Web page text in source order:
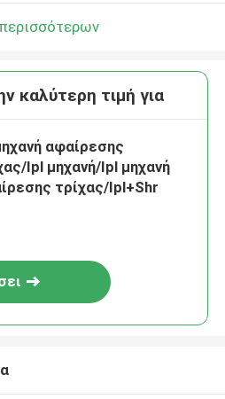
καλύτερη τιμή για
αφαίρεσης
Ipl μηχανή/Ipl μηχανή
τρίχας/Ipl+Shr